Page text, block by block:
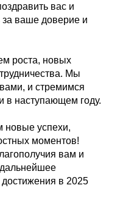
вас и
за ваше доверие и
роста, новых
Мы
и стремимся
в наступающем году.
новые успехи,
моментов!
вам и
в 2025